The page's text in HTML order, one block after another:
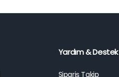
Yardım & Destek
Sipariş Takip